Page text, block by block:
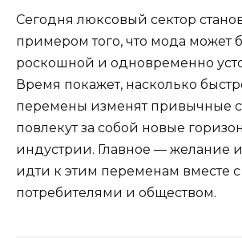
Сегодня люксовый сектор
примером того, что мода может
роскошной и одновременно
Время покажет, насколько
перемены изменят привычные
повлекут за собой новые
индустрии. Главное — желание и
идти к этим переменам вместе с
потребителями и обществом.